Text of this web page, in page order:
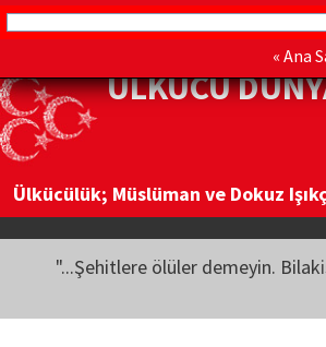
« Ana
ÜLKÜCÜ
Ülkücülük; Müslüman ve Dokuz
"...Şehitlere ölüler demeyin.